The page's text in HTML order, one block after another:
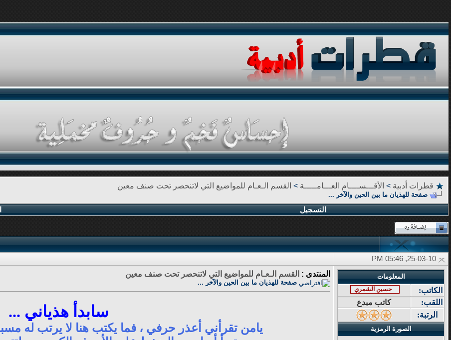
قطرات أدبية > الأقـــســــام العـــامـــــة > القسم الـعـام للمواضيع التي لاتنحصر تحت صنف معين
صفحة للهذيان ما بين الحين والآخر ...
التسجيل
المعلومات
الكاتب: حسين الشمري
اللقب:
كاتب مبدع
الرتبة:
الصورة الرمزية
المنتدى : القسم الـعـام للمواضيع التي لاتنحصر تحت صنف معين
صفحة للهذيان ما بين الحين والآخر ...
سابدأ هذياني ...
يامن تقرأني أعذر حرفي ، فما يكتب هنا لا يرتب له